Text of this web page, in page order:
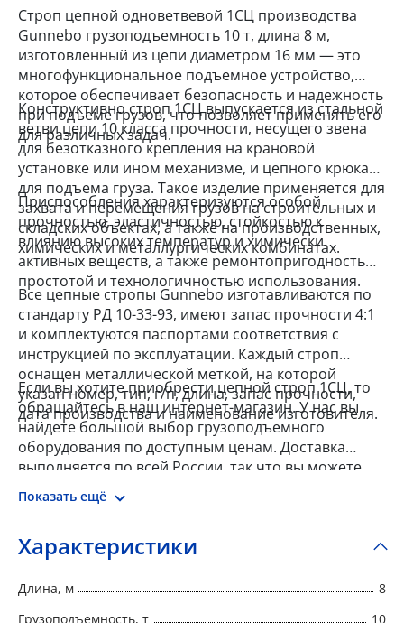
Строп цепной одноветвевой 1СЦ производства
Gunnebo грузоподъемность 10 т, длина 8 м,
изготовленный из цепи диаметром 16 мм — это
многофункциональное подъемное устройство,
которое обеспечивает безопасность и надежность
при подъеме грузов, что позволяет применять его
для различных задач.
Конструктивно строп 1СЦ выпускается из стальной
ветви цепи 10 класса прочности, несущего звена
для безотказного крепления на крановой
установке или ином механизме, и цепного крюка
для подъема груза. Такое изделие применяется для
захвата и перемещения грузов на строительных и
складских объектах, а также на производственных,
химических и металлургических комбинатах.
Приспособления характеризуются особой
прочностью, эластичностью, стойкостью к
влиянию высоких температур и химически
активных веществ, а также ремонтопригодностью,
простотой и технологичностью использования.
Все цепные стропы Gunnebo изготавливаются по
стандарту РД 10-33-93, имеют запас прочности 4:1
и комплектуются паспортами соответствия с
инструкцией по эксплуатации. Каждый строп
оснащен металлической меткой, на которой
указан номер, тип, г/п, длина, запас прочности,
дата производства и наименование изготовителя.
Если вы хотите приобрести цепной строп 1СЦ, то
обращайтесь в наш интернет-магазин. У нас вы
найдете большой выбор грузоподъемного
оборудования по доступным ценам. Доставка
выполняется по всей России, так что вы можете
заказать товар из любого города.
Показать ещё
Характеристики
Длина, м
8
Грузоподъемность, т
10